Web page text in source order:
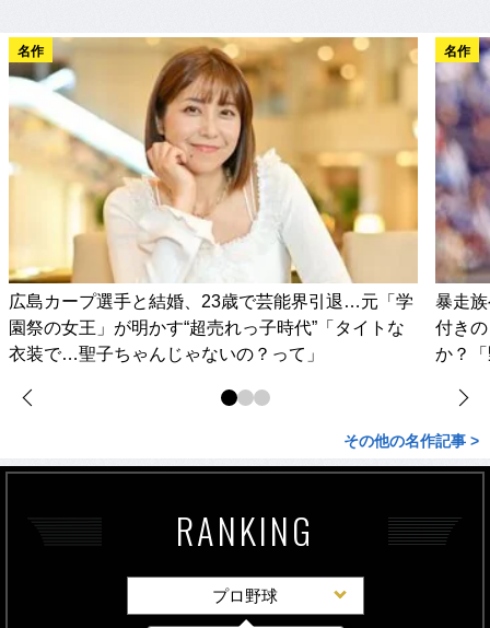
名作
広島カープ選手と結婚、23歳で芸能界引退…元「学
園祭の女王」が明かす“超売れっ子時代”「タイトな
衣装で…聖子ちゃんじゃないの？って」
名作
暴走
付き
か？
その他の名作記事 >
RANKING
プロ野球